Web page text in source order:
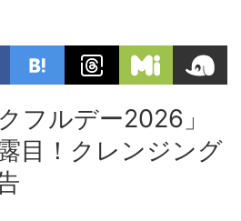
フルデー2026」
目！クレンジング